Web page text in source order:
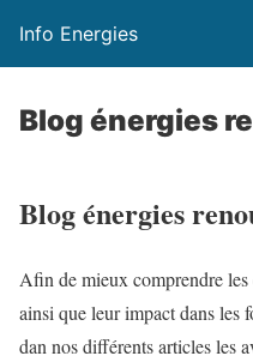
Info Energies
Blog énergies
Blog énergies
Afin de mieux comprendre
ainsi que leur impact dans les
dan nos différents articles les